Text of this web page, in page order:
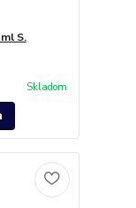
S.
Skladom